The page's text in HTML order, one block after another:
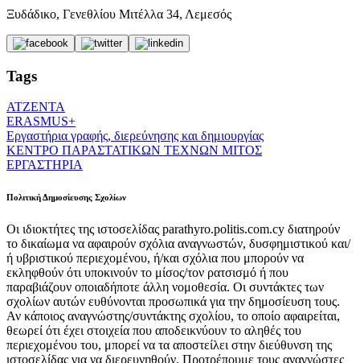
Ξυδάδικο, Γενεθλίου Μιτέλλα 34, Λεμεσός
Tags
ΑΤΖΕΝΤΑ
ERASMUS+
Εργαστήρια γραφής, διερεύνησης και δημιουργίας
ΚΕΝΤΡΟ ΠΑΡΑΣΤΑΤΙΚΩΝ ΤΕΧΝΩΝ ΜΙΤΟΣ
ΕΡΓΑΣΤΗΡΙΑ
Πολιτική Δημοσίευσης Σχολίων
Οι ιδιοκτήτες της ιστοσελίδας parathyro.politis.com.cy διατηρούν
το δικαίωμα να αφαιρούν σχόλια αναγνωστών, δυσφημιστικού και/
ή υβριστικού περιεχομένου, ή/και σχόλια που μπορούν να
εκληφθούν ότι υποκινούν το μίσος/τον ρατσισμό ή που
παραβιάζουν οποιαδήποτε άλλη νομοθεσία. Οι συντάκτες των
σχολίων αυτών ευθύνονται προσωπικά για την δημοσίευση τους.
Αν κάποιος αναγνώστης/συντάκτης σχολίου, το οποίο αφαιρείται,
θεωρεί ότι έχει στοιχεία που αποδεικνύουν το αληθές του
περιεχομένου του, μπορεί να τα αποστείλει στην διεύθυνση της
ιστοσελίδας για να διερευνηθούν. Προτρέπουμε τους αναγνώστες